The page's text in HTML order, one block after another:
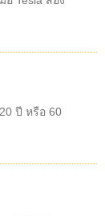
ปี หรือ 60